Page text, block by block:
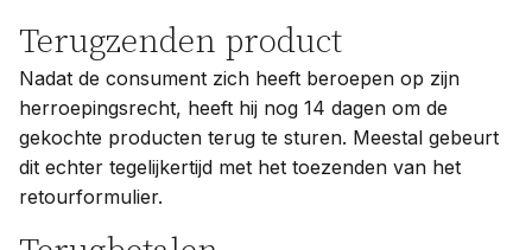
Terugzenden product
Nadat de consument zich heeft beroepen op zijn
herroepingsrecht, heeft hij nog 14 dagen om de
gekochte producten terug te sturen. Meestal gebeurt
dit echter tegelijkertijd met het toezenden van het
retourformulier.